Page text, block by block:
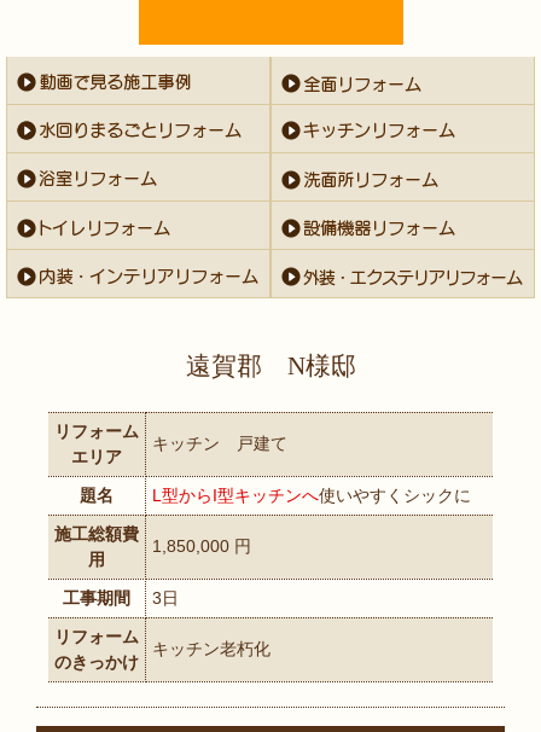
遠賀郡 N様邸
リフォーム
エリア
キッチン 戸建て
題名 L型からI型キッチンへ使いやすくシックに
施工総額費
用
1,850,000 円
工事期間
3日
リフォーム
のきっかけ
キッチン老朽化